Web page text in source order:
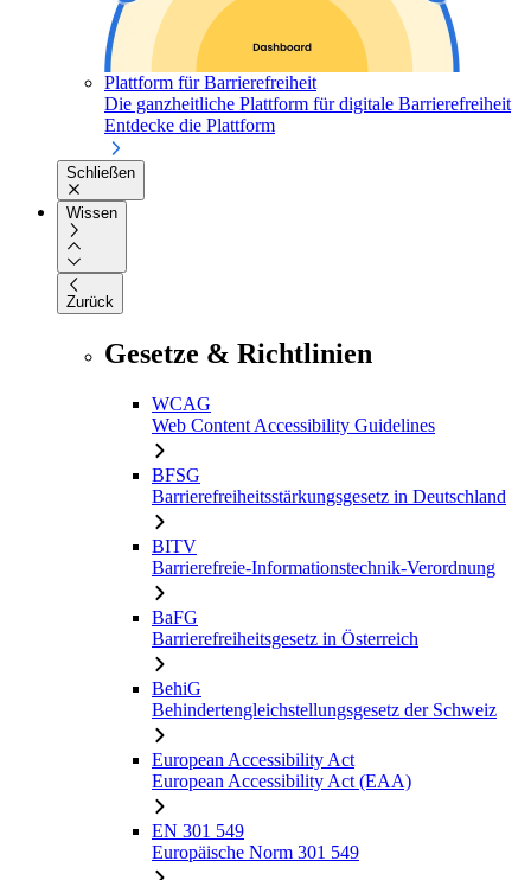
Plattform für Barrierefreiheit
Die ganzheitliche Plattform für digitale Barrierefreiheit
Entdecke die Plattform
Schließen
Wissen
Zurück
Gesetze & Richtlinien
WCAG
Web Content Accessibility Guidelines
BFSG
Barrierefreiheitsstärkungsgesetz in Deutschland
BITV
Barrierefreie-Informationstechnik-Verordnung
BaFG
Barrierefreiheitsgesetz in Österreich
BehiG
Behindertengleichstellungsgesetz der Schweiz
European Accessibility Act
European Accessibility Act (EAA)
EN 301 549
Europäische Norm 301 549